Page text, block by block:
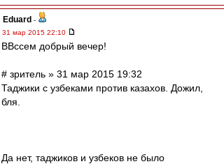
Eduard -
31 мар 2015 22:10
ВВссем добрый вечер!
# зpитель » 31 мар 2015 19:32
Таджики с узбеками против казахов. Дожил,
бля.
Да нет, таджиков и узбеков не было